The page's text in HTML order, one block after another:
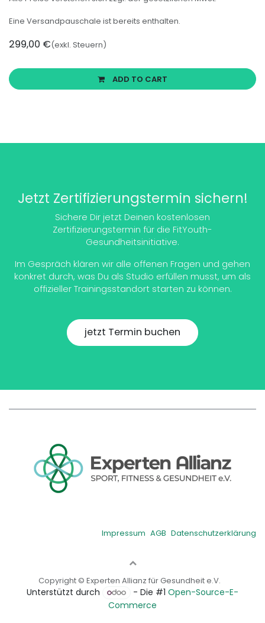
Eine Versandpauschale ist bereits enthalten.
299,00 €(exkl. Steuern)
ADD TO CART
Jetzt Zertifizierungstermin sichern!
Sichere Dir jetzt Deinen kostenlosen
Zertifizierungstermin für die FitYouth-
Gesundheitsinitiative.
Im Gespräch klären wir alle offenen Fragen und gehen
konkret durch, was Du als Studio erfüllen musst, um als
offizieller Trainingsstandort starten zu können.
jetzt Termin buchen
Impressum AGB Datenschutzerklärung
Copyright © Experten Allianz für Gesundheit e.V.
Unterstützt durch - Die #1Open-Source-E-
Commerce